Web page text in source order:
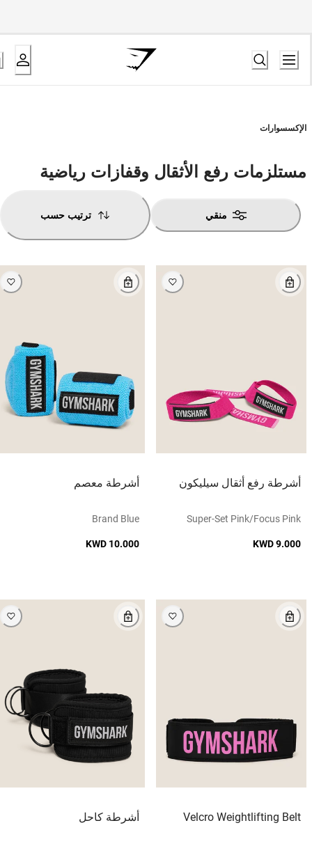
الإكسسوارات
مستلزمات رفع الأثقال وقفازات رياضية
منقي ترتيب حسب
أشرطة رفع أثقال سيليكون
Super-Set Pink/focus Pink
KWD 9.000
أشرطة معصم
Brand Blue
KWD 10.000
Velcro Weightlifting Belt أشرطة كاحل